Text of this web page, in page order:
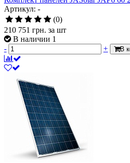
Артикул: -
(0)
210 751 грн. за шт
В наличии 1
-
+ В